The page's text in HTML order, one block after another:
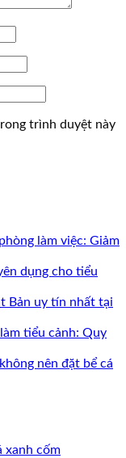
trình duyệt này
làm việc: Giảm
dụng cho tiểu
Bản uy tín nhất tại
tiểu cảnh: Quy
nên đặt bể cá
xanh cốm